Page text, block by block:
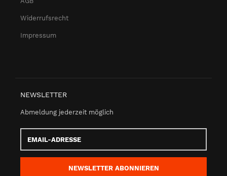
Widerrufsrecht
Impressum
NEWSLETTER
Abmeldung jederzeit möglich
Adresse
NEWSLETTER ABONNIEREN